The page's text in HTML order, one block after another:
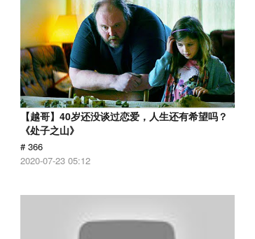
【越哥】40岁还没谈过恋爱，人生还有希望吗？
《处子之山》
# 366
2020-07-23 05:12